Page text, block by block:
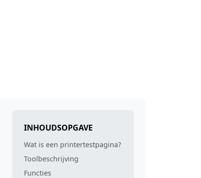
INHOUDSOPGAVE
Wat is een printertestpagina?
Toolbeschrijving
Functies